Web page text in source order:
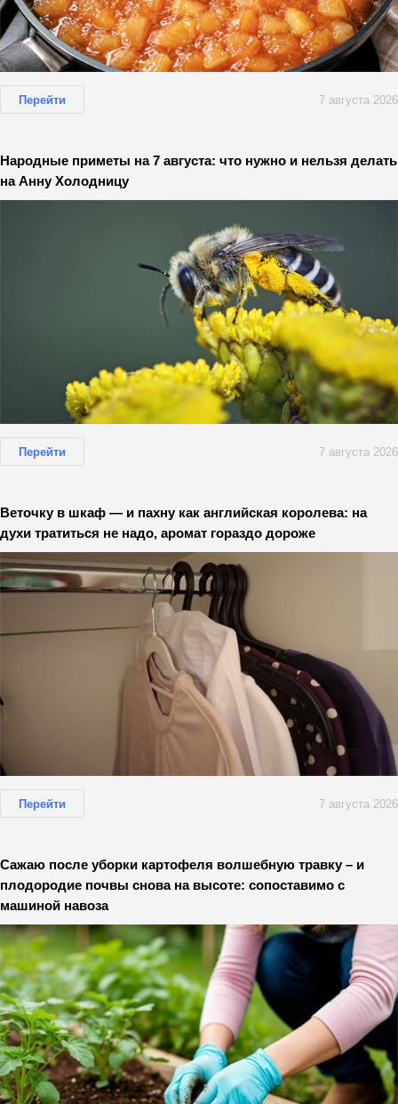
Перейти 7 августа 2026
Народные приметы на 7 августа: что нужно и нельзя делать
на Анну Холодницу
Перейти 7 августа 2026
Веточку в шкаф — и пахну как английская королева: на
духи тратиться не надо, аромат гораздо дороже
Перейти 7 августа 2026
Сажаю после уборки картофеля волшебную травку – и
плодородие почвы снова на высоте: сопоставимо с
машиной навоза